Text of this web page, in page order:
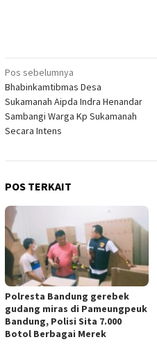
Navigasi
pos
Pos sebelumnya
Bhabinkamtibmas Desa
Sukamanah Aipda Indra Henandar
Sambangi Warga Kp Sukamanah
Secara Intens
POS TERKAIT
Polresta Bandung gerebek
gudang miras di Pameungpeuk
Bandung, Polisi Sita 7.000
Botol Berbagai Merek